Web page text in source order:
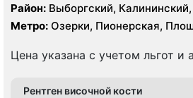
Район: Выборгский,
Метро: Озерки, Пионерская,
Цена указана с учетом льгот и
Рентген височной кости